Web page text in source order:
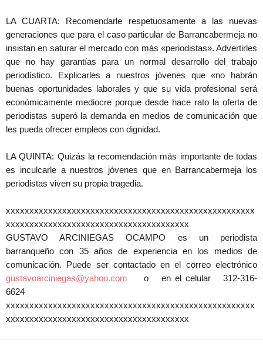
LA CUARTA: Recomendarle respetuosamente a las nuevas
generaciones que para el caso particular de Barrancabermeja no
insistan en saturar el mercado con más «periodistas». Advertirles
que no hay garantías para un normal desarrollo del trabajo
periodístico. Explicarles a nuestros jóvenes que «no habrán
buenas oportunidades laborales y que su vida profesional será
económicamente mediocre porque desde hace rato la oferta de
periodistas superó la demanda en medios de comunicación que
les pueda ofrecer empleos con dignidad.
LA QUINTA: Quizás la recomendación más importante de todas
es inculcarle a nuestros jóvenes que en Barrancabermeja los
periodistas viven su propia tragedia.
xxxxxxxxxxxxxxxxxxxxxxxxxxxxxxxxxxxxxxxxxxxxxxxxxxxxx
xxxxxxxxxxxxxxxxxxxxxxxxxxxxxxxxxxxxxxx
GUSTAVO ARCINIEGAS OCAMPO es un periodista
barranqueño con 35 años de experiencia en los medios de
comunicación. Puede ser contactado en el correo electrónico
gustavoarciniegas@yahoo.com o en el celular 312-316-
6624
xxxxxxxxxxxxxxxxxxxxxxxxxxxxxxxxxxxxxxxxxxxxxxxxxxxxx
xxxxxxxxxxxxxxxxxxxxxxxxxxxxxxxxxxxxxxx